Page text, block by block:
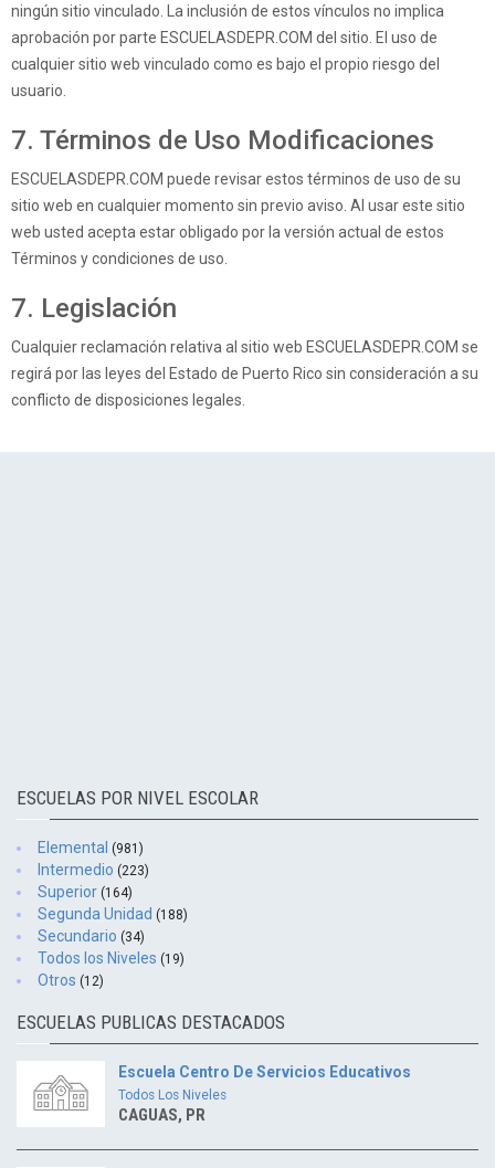
ningún sitio vinculado. La inclusión de estos vínculos no implica
aprobación por parte ESCUELASDEPR.COM del sitio. El uso de
cualquier sitio web vinculado como es bajo el propio riesgo del
usuario.
7. Términos de Uso Modificaciones
ESCUELASDEPR.COM puede revisar estos términos de uso de su
sitio web en cualquier momento sin previo aviso. Al usar este sitio
web usted acepta estar obligado por la versión actual de estos
Términos y condiciones de uso.
7. Legislación
Cualquier reclamación relativa al sitio web ESCUELASDEPR.COM se
regirá por las leyes del Estado de Puerto Rico sin consideración a su
conflicto de disposiciones legales.
ESCUELAS POR NIVEL ESCOLAR
Elemental (981)
Intermedio (223)
Superior (164)
Segunda Unidad (188)
Secundario (34)
Todos los Niveles (19)
Otros (12)
ESCUELAS PUBLICAS DESTACADOS
Escuela Centro De Servicios Educativos
Todos Los Niveles
CAGUAS, PR